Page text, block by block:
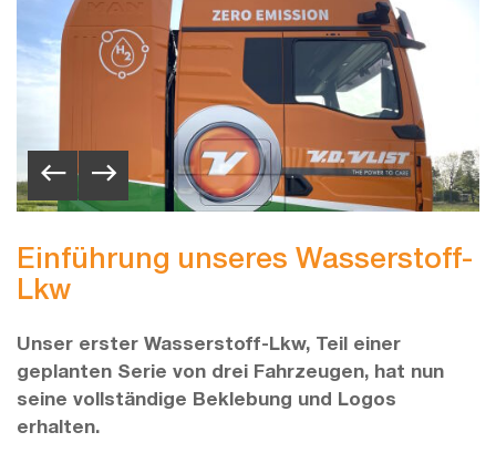
Einführung unseres Wasserstoff-
Lkw
Unser erster Wasserstoff-Lkw, Teil einer
geplanten Serie von drei Fahrzeugen, hat nun
seine vollständige Beklebung und Logos
erhalten.